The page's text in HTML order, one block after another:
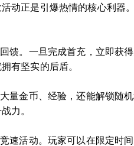
动正是引爆热情的核心利器
馈。一旦完成首充，立即获
有坚实的后盾。
量金币、经验，还能解锁随
力。
速活动。玩家可以在限定时